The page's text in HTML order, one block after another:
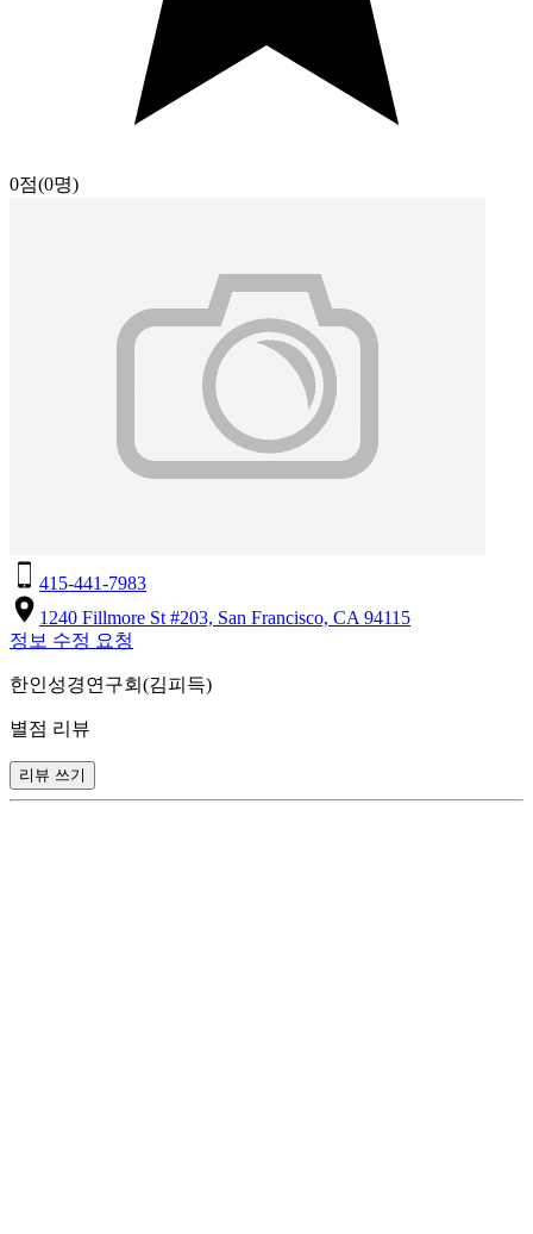
0점(0명)
415-441-7983
1240 Fillmore St #203, San Francisco, CA 94115
정보 수정 요청
한인성경연구회(김피득)
별점 리뷰
리뷰 쓰기